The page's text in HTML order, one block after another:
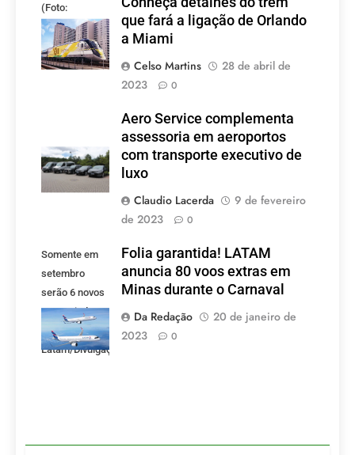
(Foto:
divulgação)
que fará a ligação de Orlando
a Miami
Celso Martins
28 de abril de
2023
0
Aero Service complementa
assessoria em aeroportos
com transporte executivo de
luxo
Claudio Lacerda
9 de fevereiro
de 2023
0
Somente em
setembro
serão 6 novos
voos criados
pela LATAM.
Latam/Divulgação)
Folia garantida! LATAM
anuncia 80 voos extras em
Minas durante o Carnaval
Da Redação
20 de janeiro de
2023
0